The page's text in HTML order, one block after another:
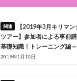
【2019年3月キリマ
ツアー】参加者による事前
基礎知識！トレーニング編～
2019年1月10日